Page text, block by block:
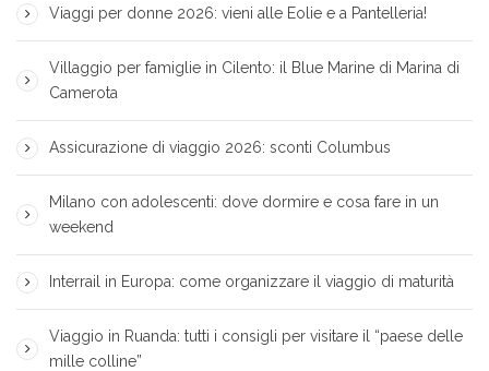
Viaggi per donne 2026: vieni alle Eolie e a Pantelleria!
Villaggio per famiglie in Cilento: il Blue Marine di Marina di
Camerota
Assicurazione di viaggio 2026: sconti Columbus
Milano con adolescenti: dove dormire e cosa fare in un
weekend
Interrail in Europa: come organizzare il viaggio di maturità
Viaggio in Ruanda: tutti i consigli per visitare il “paese delle
mille colline”